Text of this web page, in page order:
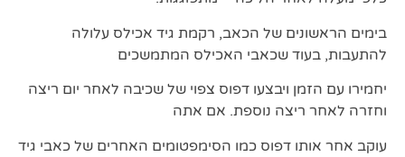
בימים הראשונים של הכאב, רקמת גיד אכילס עלולה
להתעבות, בעוד שכאבי האכילס המתמשכים
יחמירו עם הזמן ויבצעו דפוס צפוי של שכיבה לאחר יום ריצה
וחזרה לאחר ריצה נוספת. אם אתה
עוקב אחר אותו דפוס כמו הסימפטומים האחרים של כאבי גיד